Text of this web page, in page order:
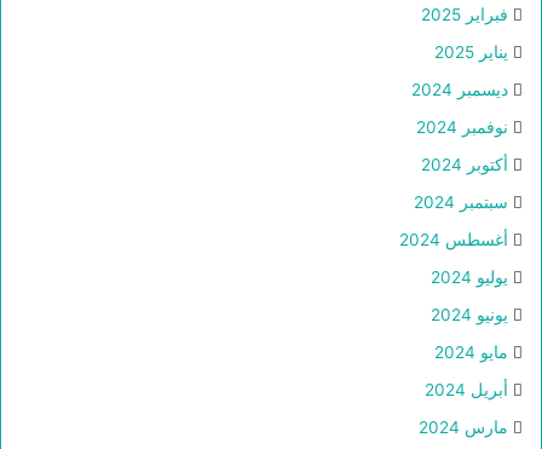
فبراير 2025
يناير 2025
ديسمبر 2024
نوفمبر 2024
أكتوبر 2024
سبتمبر 2024
أغسطس 2024
يوليو 2024
يونيو 2024
مايو 2024
أبريل 2024
مارس 2024